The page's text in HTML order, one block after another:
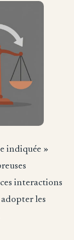
indiquée »
interactions
les